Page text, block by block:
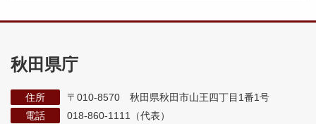
秋田県庁
住所
〒010-8570 秋田県秋田市山王四丁目1番1号
電話
018-860-1111（代表）